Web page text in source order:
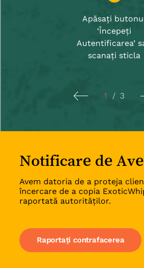
Apăsați
‘Începeți
Autentificarea’
scanați sticla
1 / 3
Notificare de
Avem datoria de a proteja
încercare de a copia
raportată autorităților.
Raportați contrafacerea